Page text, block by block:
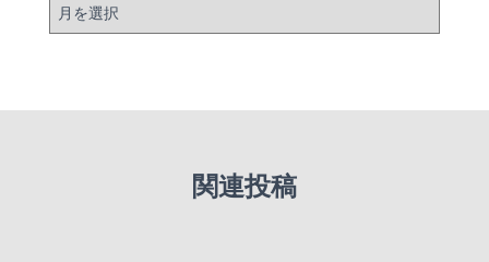
ー
関連投稿